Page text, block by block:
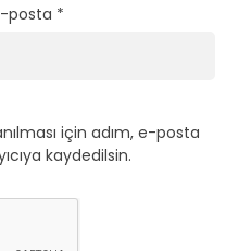
posta *
için adım, e-posta
kaydedilsin.